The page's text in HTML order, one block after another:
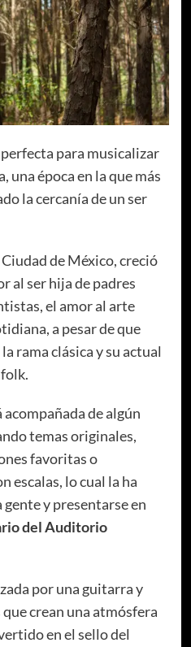
perfecta para musicalizar
una época en la que más
la cercanía de un ser
de México, creció
al ser hija de padres
el amor al arte
a pesar de que
rama clásica y su actual
de algún
temas originales,
favoritas o
escalas, lo cual la ha
y presentarse en
del Auditorio
por una guitarra y
crean una atmósfera
en el sello del